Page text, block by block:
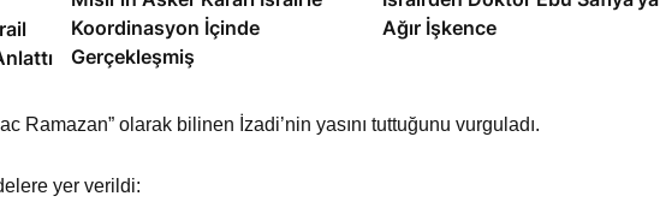
Koordinasyon İçinde
Gerçekleşmiş
Ağır İşkence
Ramazan” olarak bilinen İzadi’nin yasını tuttuğunu vurguladı.
yer verildi: